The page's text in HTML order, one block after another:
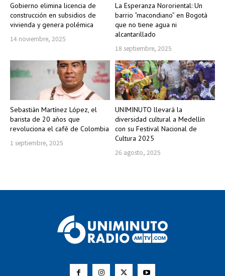
Gobierno elimina licencia de
construcción en subsidios de
vivienda y genera polémica
14 noviembre, 2025
La Esperanza Nororiental: Un
barrio “macondiano” en Bogotá
que no tiene agua ni
alcantarillado
18 septiembre, 2025
Sebastián Martínez López, el
barista de 20 años que
revoluciona el café de Colombia
1 septiembre, 2025
UNIMINUTO llevará la
diversidad cultural a Medellín
con su Festival Nacional de
Cultura 2025
26 agosto, 2025